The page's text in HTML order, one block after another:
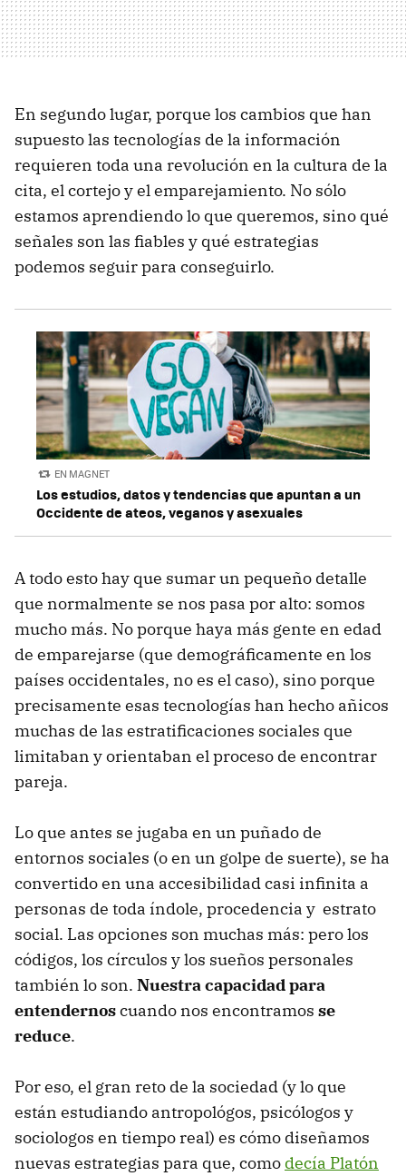
En segundo lugar, porque los cambios que han
supuesto las tecnologías de la información
requieren toda una revolución en la cultura de la
cita, el cortejo y el emparejamiento. No sólo
estamos aprendiendo lo que queremos, sino qué
señales son las fiables y qué estrategias
podemos seguir para conseguirlo.
EN MAGNET
Los estudios, datos y tendencias que apuntan a un
Occidente de ateos, veganos y asexuales
A todo esto hay que sumar un pequeño detalle
que normalmente se nos pasa por alto: somos
mucho más. No porque haya más gente en edad
de emparejarse (que demográficamente en los
países occidentales, no es el caso), sino porque
precisamente esas tecnologías han hecho añicos
muchas de las estratificaciones sociales que
limitaban y orientaban el proceso de encontrar
pareja.
Lo que antes se jugaba en un puñado de
entornos sociales (o en un golpe de suerte), se ha
convertido en una accesibilidad casi infinita a
personas de toda índole, procedencia y estrato
social. Las opciones son muchas más: pero los
códigos, los círculos y los sueños personales
también lo son. Nuestra capacidad para
entendernoscuando nos encontramos se
reduce.
Por eso, el gran reto de la sociedad (y lo que
están estudiando antropológos, psicólogos y
sociologos en tiempo real) es cómo diseñamos
nuevas estrategias para que, como decía Platón